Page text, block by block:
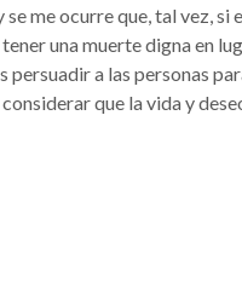
me ocurre que, tal vez, si
una muerte digna en
a las personas
que la vida y